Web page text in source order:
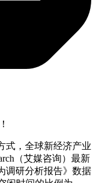
式，全球新经济产业
（艾媒咨询）最新
调研分析报告》数据